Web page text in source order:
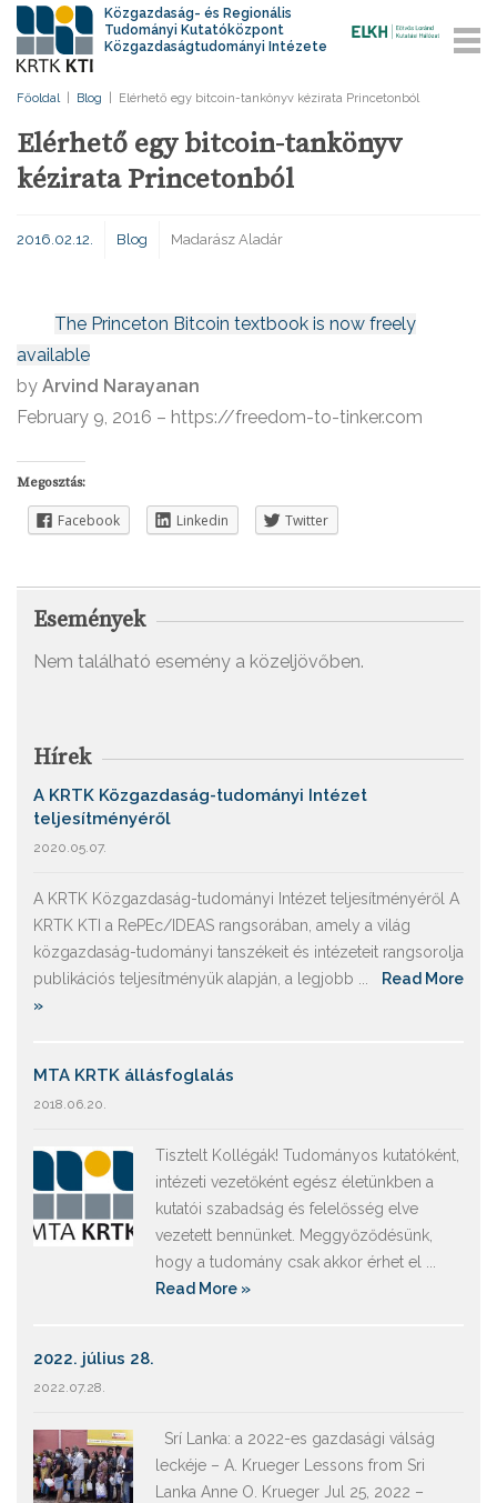
Közgazdaság- és Regionális
Tudományi Kutatóközpont
Közgazdaságtudományi Intézete
Főoldal Blog Elérhető egy bitcoin-tankönyv kézirata Princetonból
Elérhető egy bitcoin-tankönyv
kézirata Princetonból
2016.02.12. Blog Madarász Aladár
The Princeton Bitcoin textbook is now freely
available
by Arvind Narayanan
February 9, 2016 – https://freedom-to-tinker.com
Megosztás:
Facebook Linkedin Twitter
Események
Nem található esemény a közeljövőben.
Hírek
A KRTK Közgazdaság-tudományi Intézet
teljesítményéről
2020.05.07.
A KRTK Közgazdaság-tudományi Intézet teljesítményéről A
KRTK KTI a RePEc/IDEAS rangsorában, amely a világ
közgazdaság-tudományi tanszékeit és intézeteit rangsorolja
publikációs teljesítményük alapján, a legjobb ...
Read More
»
MTA KRTK állásfoglalás
2018.06.20.
Tisztelt Kollégák! Tudományos kutatóként,
intézeti vezetőként egész életünkben a
kutatói szabadság és felelősség elve
vezetett bennünket. Meggyőződésünk,
hogy a tudomány csak akkor érhet el ...
Read More »
2022. július 28.
2022.07.28.
Srí Lanka: a 2022-es gazdasági válság
leckéje – A. Krueger Lessons from Sri
Lanka Anne O. Krueger Jul 25, 2022 –